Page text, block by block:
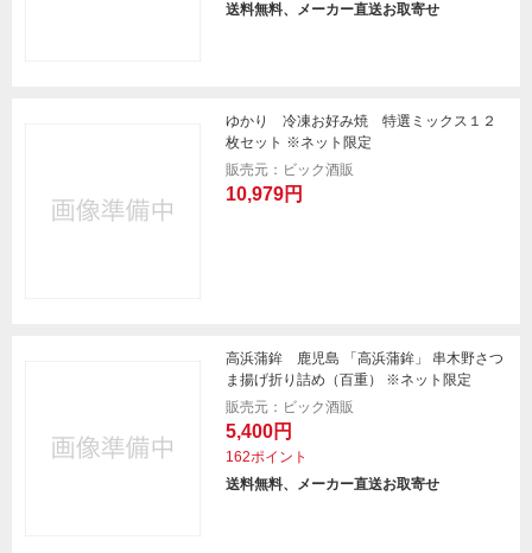
送料無料、メーカー直送お取寄せ
ゆかり 冷凍お好み焼 特選ミックス１２
枚セット ※ネット限定
販売元：ビック酒販
10,979円
高浜蒲鉾 鹿児島 「高浜蒲鉾」 串木野さつ
ま揚げ折り詰め（百重） ※ネット限定
販売元：ビック酒販
5,400円
162ポイント
送料無料、メーカー直送お取寄せ